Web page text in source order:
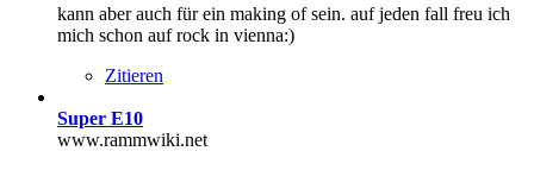
kann aber auch für ein making of sein. auf jeden fall freu ich
mich schon auf rock in vienna:)
Zitieren
Super E10
www.rammwiki.net